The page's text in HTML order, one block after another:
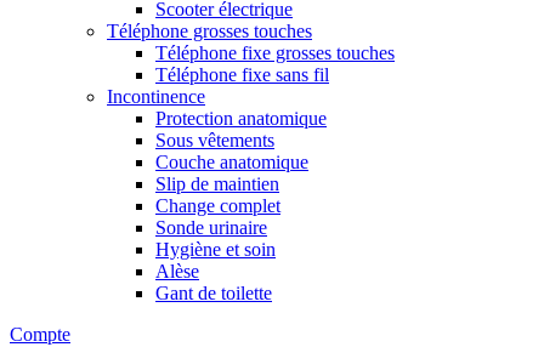
Scooter électrique
Téléphone grosses touches
Téléphone fixe grosses touches
Téléphone fixe sans fil
Incontinence
Protection anatomique
Sous vêtements
Couche anatomique
Slip de maintien
Change complet
Sonde urinaire
Hygiène et soin
Alèse
Gant de toilette
Compte